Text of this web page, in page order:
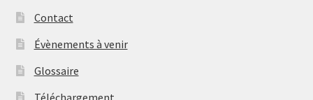
Contact
Évènements à venir
Glossaire
Téléchargement